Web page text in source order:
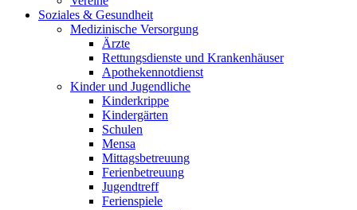
Soziales & Gesundheit
Medizinische Versorgung
Ärzte
Rettungsdienste und Krankenhäuser
Apothekennotdienst
Kinder und Jugendliche
Kinderkrippe
Kindergärten
Schulen
Mensa
Mittagsbetreuung
Ferienbetreuung
Jugendtreff
Ferienspiele